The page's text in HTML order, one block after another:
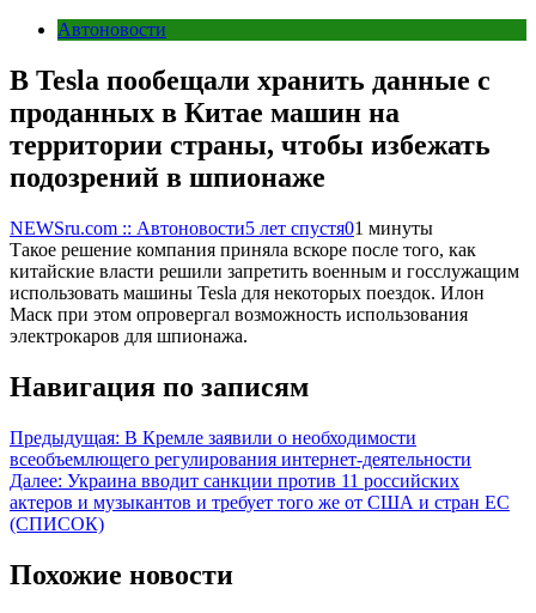
Автоновости
В Tesla пообещали хранить данные с
проданных в Китае машин на
территории страны, чтобы избежать
подозрений в шпионаже
NEWSru.com :: Автоновости5 лет спустя01 минуты
Такое решение компания приняла вскоре после того, как
китайские власти решили запретить военным и госслужащим
использовать машины Tesla для некоторых поездок. Илон
Маск при этом опровергал возможность использования
электрокаров для шпионажа.
Навигация по записям
Предыдущая: В Кремле заявили о необходимости
всеобъемлющего регулирования интернет-деятельности
Далее: Украина вводит санкции против 11 российских
актеров и музыкантов и требует того же от США и стран ЕС
(СПИСОК)
Похожие новости